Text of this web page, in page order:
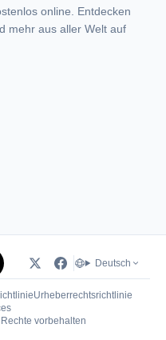
online. Entdecken
mehr aus aller Welt auf
Deutsch
Urheberrechtsrichtlinie
(öffnet in neuem Tab)
vorbehalten